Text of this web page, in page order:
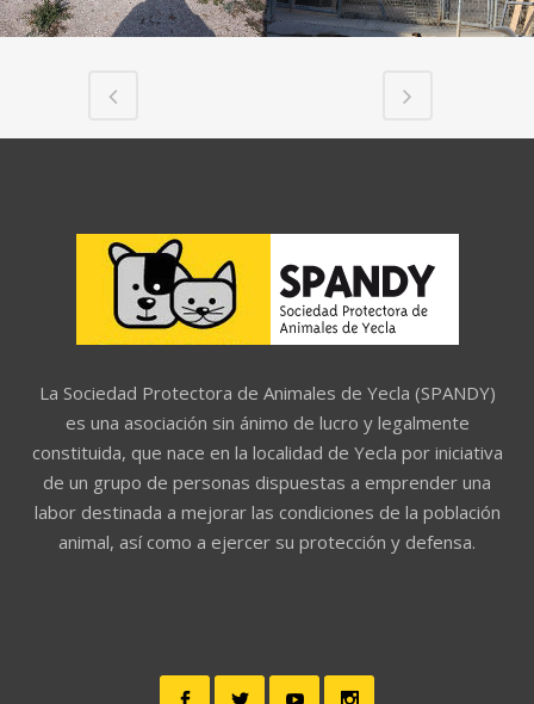
La Sociedad Protectora de Animales de Yecla (SPANDY)
es una asociación sin ánimo de lucro y legalmente
constituida, que nace en la localidad de Yecla por iniciativa
de un grupo de personas dispuestas a emprender una
labor destinada a mejorar las condiciones de la población
animal, así como a ejercer su protección y defensa.